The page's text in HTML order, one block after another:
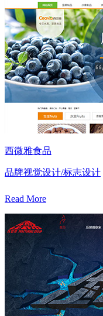
西微雅食品
品牌视觉设计/标志设计
Read More